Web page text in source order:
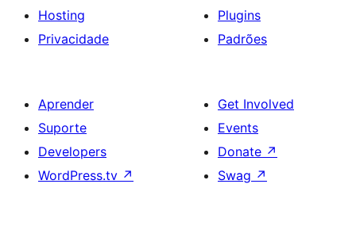
Hosting
Privacidade
Plugins
Padrões
Aprender
Suporte
Developers
WordPress.tv ↗
Get Involved
Events
Donate ↗
Swag ↗